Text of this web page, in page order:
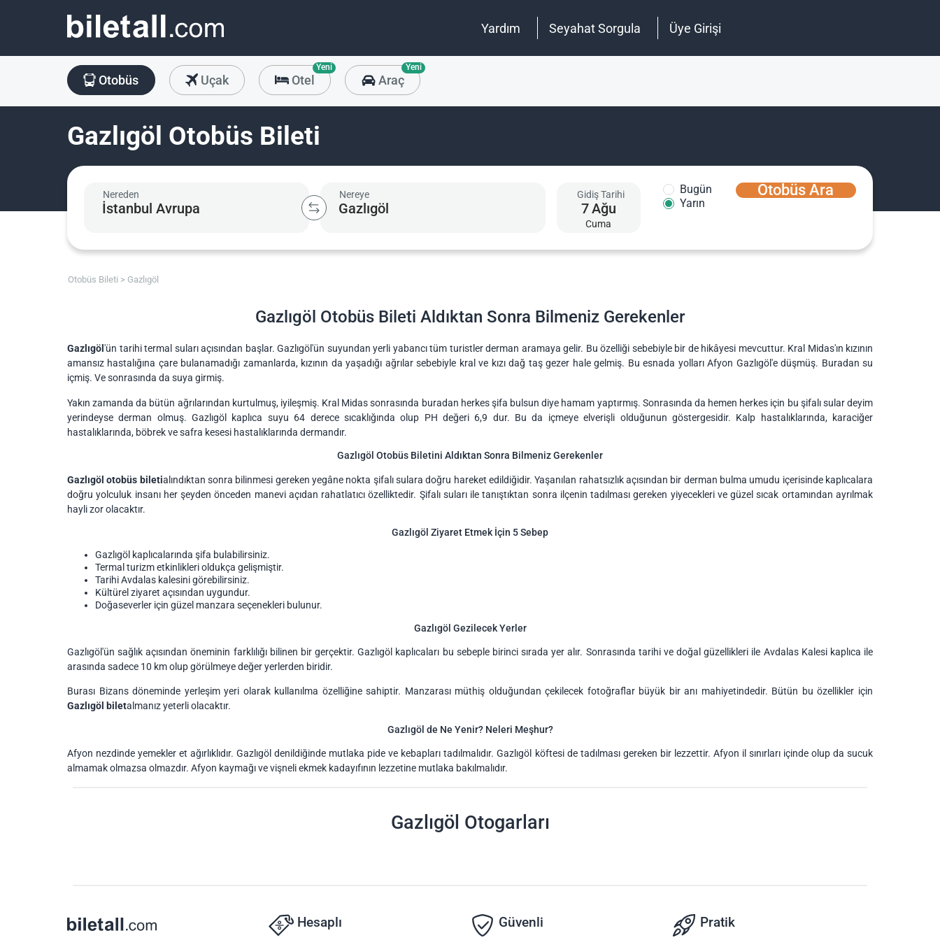
Yardım Seyahat Sorgula Üye Girişi
Otobüs Uçak Otel
Yeni
Araç
Yeni
Gazlıgöl Otobüs Bileti
Nereden Nereye Gidiş Tarihi
7Ağu
Cuma
Bugün
Yarın
Otobüs Ara
Otobüs Bileti Gazlıgöl
Gazlıgöl Otobüs Bileti Aldıktan Sonra Bilmeniz Gerekenler
Gazlıgöl 'ün tarihi termal suları açısından başlar. Gazlıgöl'ün suyundan yerli yabancı tüm turistler derman aramaya gelir. Bu özelliği sebebiyle bir de hikâyesi mevcuttur. Kral Midas'ın kızının
amansız hastalığına çare bulanamadığı zamanlarda, kızının da yaşadığı ağrılar sebebiyle kral ve kızı dağ taş gezer hale gelmiş. Bu esnada yolları Afyon Gazlıgöl'e düşmüş. Buradan su
içmiş. Ve sonrasında da suya girmiş.
Yakın zamanda da bütün ağrılarından kurtulmuş, iyileşmiş. Kral Midas sonrasında buradan herkes şifa bulsun diye hamam yaptırmış. Sonrasında da hemen herkes için bu şifalı sular deyim
yerindeyse derman olmuş. Gazlıgöl kaplıca suyu 64 derece sıcaklığında olup PH değeri 6,9 dur. Bu da içmeye elverişli olduğunun göstergesidir. Kalp hastalıklarında, karaciğer
hastalıklarında, böbrek ve safra kesesi hastalıklarında dermandır.
Gazlıgöl Otobüs Biletini Aldıktan Sonra Bilmeniz Gerekenler
Gazlıgöl otobüs biletialındıktan sonra bilinmesi gereken yegâne nokta şifalı sulara doğru hareket edildiğidir. Yaşanılan rahatsızlık açısından bir derman bulma umudu içerisinde kaplıcalara
doğru yolculuk insanı her şeyden önceden manevi açıdan rahatlatıcı özelliktedir. Şifalı suları ile tanıştıktan sonra ilçenin tadılması gereken yiyecekleri ve güzel sıcak ortamından ayrılmak
hayli zor olacaktır.
Gazlıgöl Ziyaret Etmek İçin 5 Sebep
Gazlıgöl kaplıcalarında şifa bulabilirsiniz.
Termal turizm etkinlikleri oldukça gelişmiştir.
Tarihi Avdalas kalesini görebilirsiniz.
Kültürel ziyaret açısından uygundur.
Doğaseverler için güzel manzara seçenekleri bulunur.
Gazlıgöl Gezilecek Yerler
Gazlıgöl'ün sağlık açısından öneminin farklılığı bilinen bir gerçektir. Gazlıgöl kaplıcaları bu sebeple birinci sırada yer alır. Sonrasında tarihi ve doğal güzellikleri ile Avdalas Kalesi kaplıca ile
arasında sadece 10 km olup görülmeye değer yerlerden biridir.
Burası Bizans döneminde yerleşim yeri olarak kullanılma özelliğine sahiptir. Manzarası müthiş olduğundan çekilecek fotoğraflar büyük bir anı mahiyetindedir. Bütün bu özellikler için
Gazlıgöl biletalmanız yeterli olacaktır.
Gazlıgöl de Ne Yenir? Neleri Meşhur?
Afyon nezdinde yemekler et ağırlıklıdır. Gazlıgöl denildiğinde mutlaka pide ve kebapları tadılmalıdır. Gazlıgöl köftesi de tadılması gereken bir lezzettir. Afyon il sınırları içinde olup da sucuk
almamak olmazsa olmazdır. Afyon kaymağı ve vişneli ekmek kadayıfının lezzetine mutlaka bakılmalıdır.
Gazlıgöl Otogarları
Hesaplı Güvenli Pratik